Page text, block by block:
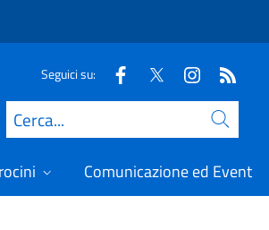
Seguici su:
Cerca
Comunicazione ed Eventi